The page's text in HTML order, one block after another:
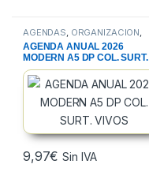
AGENDAS ORGANIZACION
PAPELERIA
AGENDA ANUAL 2026
MODERN A5 DP COL. SURT.
VIVOS
9,97€ Sin IVA